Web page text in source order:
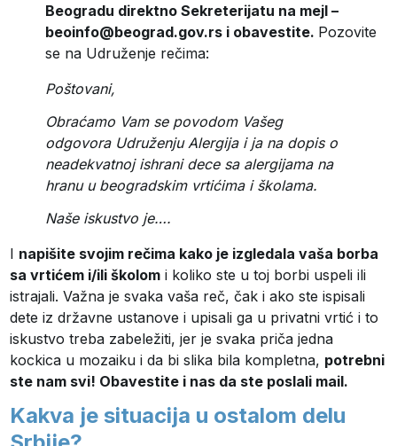
Beogradu direktno Sekreterijatu na mejl –
beoinfo@beograd.gov.rs i obavestite. Pozovite
se na Udruženje rečima:
Poštovani,
Obraćamo Vam se povodom Vašeg
odgovora Udruženju Alergija i ja na dopis o
neadekvatnoj ishrani dece sa alergijama na
hranu u beogradskim vrtićima i školama.
Naše iskustvo je….
I napišite svojim rečima kako je izgledala vaša borba
sa vrtićem i/ili školom i koliko ste u toj borbi uspeli ili
istrajali. Važna je svaka vaša reč, čak i ako ste ispisali
dete iz državne ustanove i upisali ga u privatni vrtić i to
iskustvo treba zabeležiti, jer je svaka priča jedna
kockica u mozaiku i da bi slika bila kompletna, potrebni
ste nam svi! Obavestite i nas da ste poslali mail.
Kakva je situacija u ostalom delu